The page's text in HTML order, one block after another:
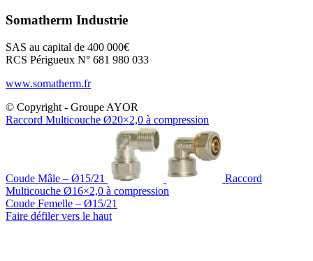
Somatherm Industrie
SAS au capital de 400 000€
RCS Périgueux N° 681 980 033
www.somatherm.fr
© Copyright - Groupe AYOR
Raccord Multicouche Ø20×2,0 à compression
Coude Mâle – Ø15/21
Raccord
Multicouche Ø16×2,0 à compression
Coude Femelle – Ø15/21
Faire défiler vers le haut